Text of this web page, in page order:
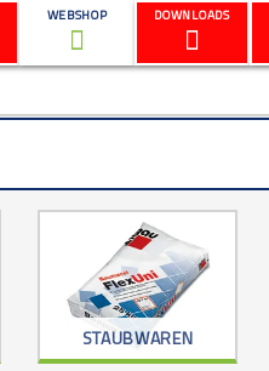
WEBSHOP DOWNLOADS
STAUBWAREN